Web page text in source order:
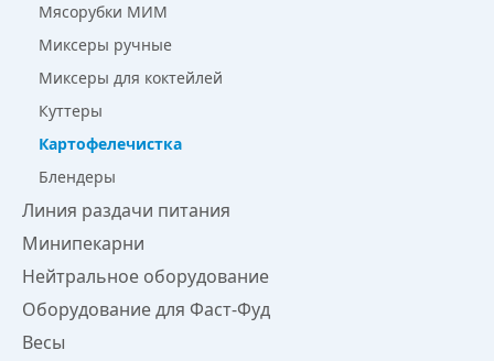
Мясорубки МИМ
Миксеры ручные
Миксеры для коктейлей
Куттеры
Картофелечистка
Блендеры
Линия раздачи питания
Минипекарни
Нейтральное оборудование
Оборудование для Фаст-Фуд
Весы